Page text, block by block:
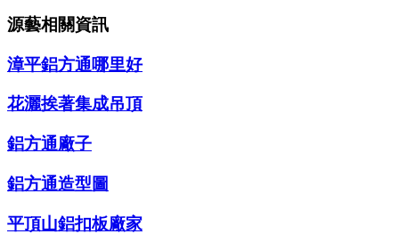
源藝相關資訊
漳平鋁方通哪里好
花灑挨著集成吊頂
鋁方通廠子
鋁方通造型圖
平頂山鋁扣板廠家